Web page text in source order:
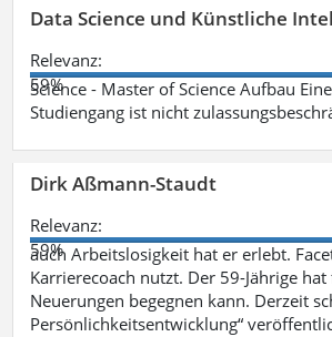
Data Science und Künstliche
Relevanz:
59%
Science - Master of Science Aufbau
Studiengang ist nicht
Dirk Aßmann-Staudt
Relevanz:
59%
auch Arbeitslosigkeit hat er erlebt.
Karrierecoach nutzt. Der 59-Jährige
Neuerungen begegnen kann. Derzeit
Persönlichkeitsentwicklung“